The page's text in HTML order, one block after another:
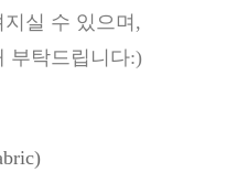
실 수 있으며,
부탁드립니다:)